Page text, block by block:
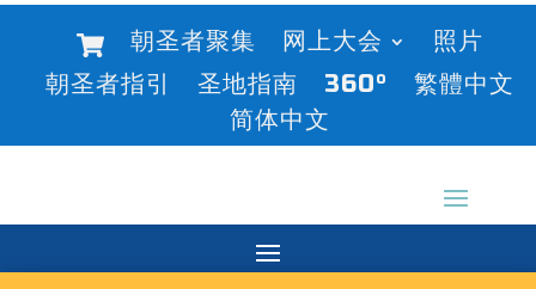
朝圣者聚集 网上大会
照片
朝圣者指引
圣地指南 360°
繁體中文
简体中文